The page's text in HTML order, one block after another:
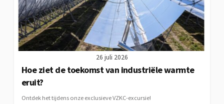
26 juli 2026
Hoe ziet de toekomst van industriële warmte
eruit?
Ontdek het tijdens onze exclusieve VZKC-excursie!